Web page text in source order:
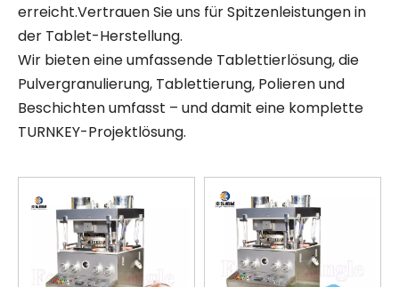
erreicht.Vertrauen Sie uns für Spitzenleistungen in
der Tablet-Herstellung.
Wir bieten eine umfassende Tablettierlösung, die
Pulvergranulierung, Tablettierung, Polieren und
Beschichten umfasst – und damit eine komplette
TURNKEY-Projektlösung.